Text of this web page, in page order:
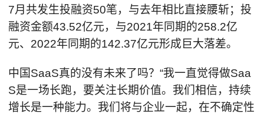
7月共发生投融资50笔，与去年相比直接腰斩；投
融资金额43.52亿元，与2021年同期的258.2亿
元、2022年同期的142.37亿元形成巨大落差。
中国SaaS真的没有未来了吗？“我一直觉得做Saa
S是一场长跑，要关注长期价值。我们相信，持续
增长是一种能力。我们将与企业一起，在不确定性